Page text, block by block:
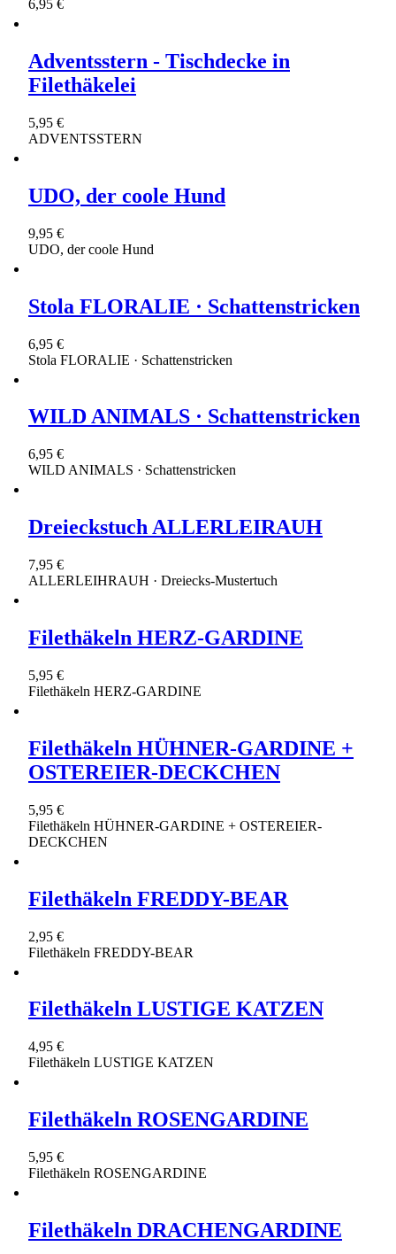
6,95 €
Adventsstern - Tischdecke in
Filethäkelei
5,95 €
ADVENTSSTERN
UDO, der coole Hund
9,95 €
UDO, der coole Hund
Stola FLORALIE · Schattenstricken
6,95 €
Stola FLORALIE · Schattenstricken
WILD ANIMALS · Schattenstricken
6,95 €
WILD ANIMALS · Schattenstricken
Dreieckstuch ALLERLEIRAUH
7,95 €
ALLERLEIHRAUH · Dreiecks-Mustertuch
Filethäkeln HERZ-GARDINE
5,95 €
Filethäkeln HERZ-GARDINE
Filethäkeln HÜHNER-GARDINE +
OSTEREIER-DECKCHEN
5,95 €
Filethäkeln HÜHNER-GARDINE + OSTEREIER-
DECKCHEN
Filethäkeln FREDDY-BEAR
2,95 €
Filethäkeln FREDDY-BEAR
Filethäkeln LUSTIGE KATZEN
4,95 €
Filethäkeln LUSTIGE KATZEN
Filethäkeln ROSENGARDINE
5,95 €
Filethäkeln ROSENGARDINE
Filethäkeln DRACHENGARDINE